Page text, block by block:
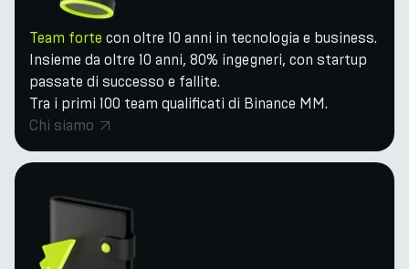
Team forte con oltre 10 anni in tecnologia e business.
Insieme da oltre 10 anni, 80% ingegneri, con startup
passate di successo e fallite.
Tra i primi 100 team qualificati di Binance MM.
Chi siamo